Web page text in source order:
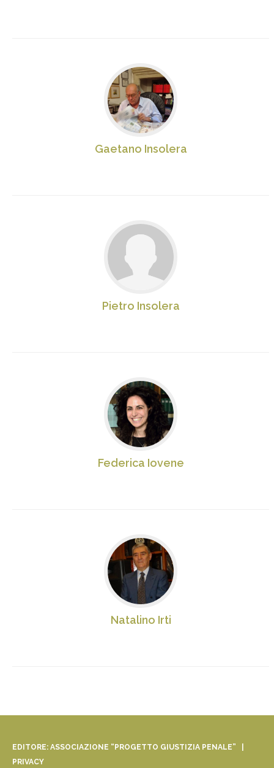
Gaetano Insolera
Pietro Insolera
Federica Iovene
Natalino Irti
EDITORE: ASSOCIAZIONE “PROGETTO GIUSTIZIA PENALE” |
PRIVACY